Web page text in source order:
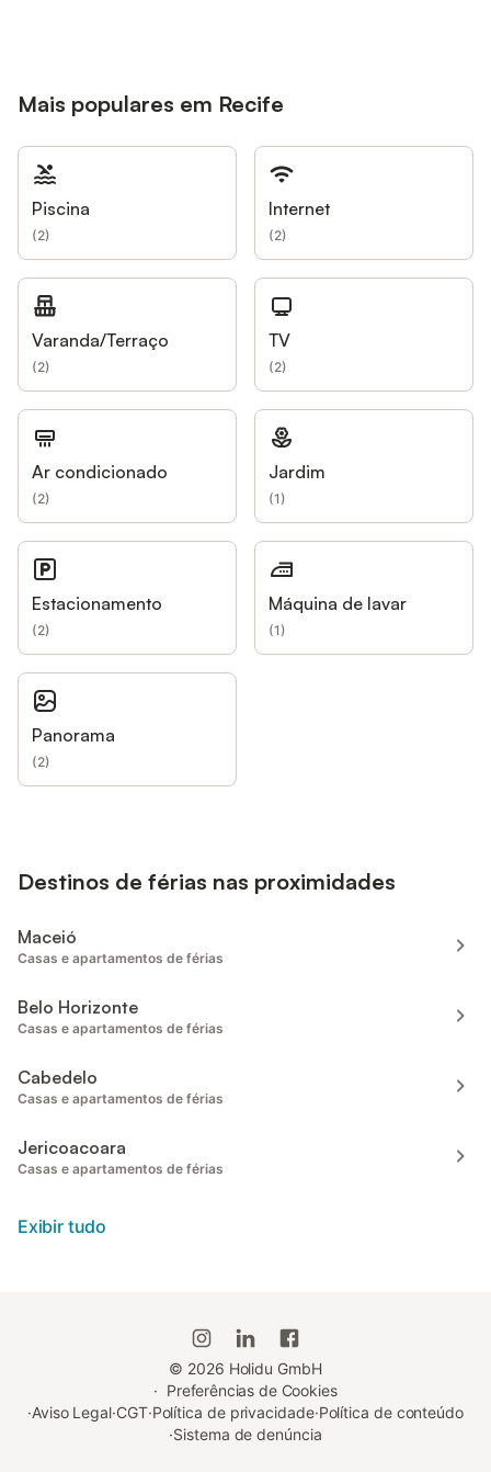
Mais populares em Recife
Piscina
(2)
Internet
(2)
Varanda/Terraço
(2)
TV
(2)
Ar condicionado
(2)
Jardim
(1)
Estacionamento
(2)
Máquina de lavar
(1)
Panorama
(2)
Destinos de férias nas proximidades
Maceió
Casas e apartamentos de férias
Belo Horizonte
Casas e apartamentos de férias
Cabedelo
Casas e apartamentos de férias
Jericoacoara
Casas e apartamentos de férias
Exibir tudo
© 2026 Holidu GmbH
· Preferências de Cookies
·Aviso Legal·CGT·Política de privacidade·Política de conteúdo
·Sistema de denúncia